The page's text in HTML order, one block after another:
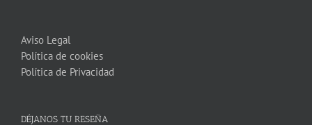
Aviso Legal
Política de cookies
Política de Privacidad
DÉJANOS TU RESEÑA